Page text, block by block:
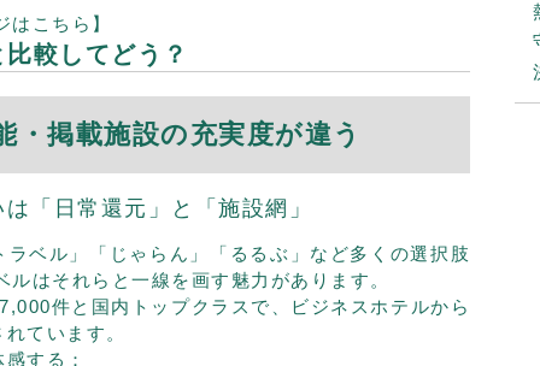
こちら】
較してどう？
・掲載施設の充実度が違う
「日常還元」と「施設網」
ベル」「じゃらん」「るるぶ」など多くの選択肢
はそれらと一線を画す魅力があります。
件と国内トップクラスで、ビジネスホテルから
ています。
する：